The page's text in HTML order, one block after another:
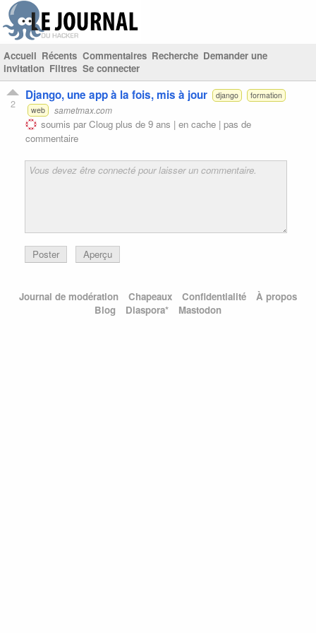
Accueil Récents Commentaires Recherche Demander une
invitation Filtres Se connecter
2
Django, une app à la fois, mis à jour django
formation
web
sametmax.com
soumis parCloug plus de 9 ans | en cache | pas de
commentaire
Poster Aperçu
Journal de modération Chapeaux Confidentialité
À propos
Blog
Diaspora* Mastodon